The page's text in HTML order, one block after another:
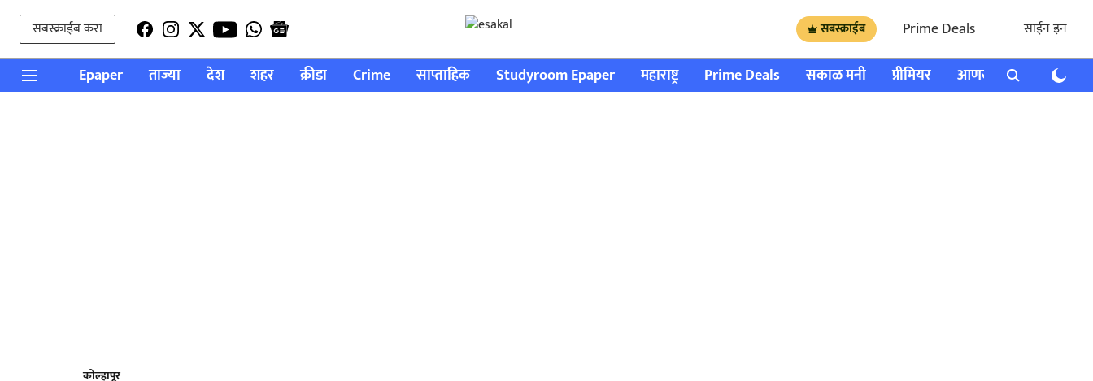
सबस्क्राईब करा सबस्क्राईब Prime Deals साईन इन
Epaper ताज्या देश शहर क्रीडा Crime साप्ताहिक Studyroom Epaper महाराष्ट्र Prime Deals सकाळ मनी प्रीमियर आणखी राशी भविष्य
कोल्हापूर